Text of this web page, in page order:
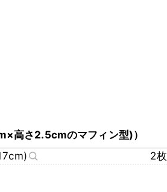
高さ2.5cmのマフィン型)）
2枚